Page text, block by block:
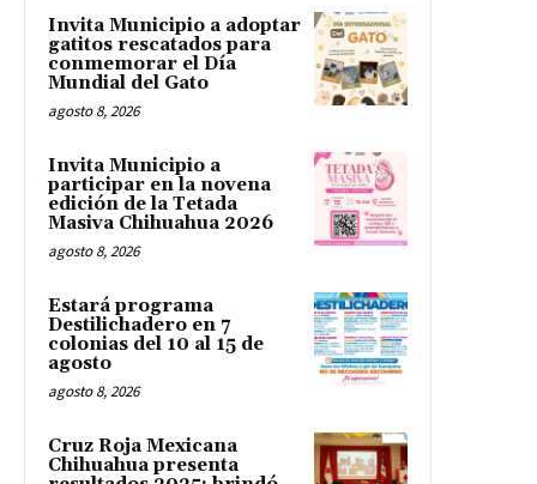
Invita Municipio a adoptar
gatitos rescatados para
conmemorar el Día
Mundial del Gato
agosto 8, 2026
Invita Municipio a
participar en la novena
edición de la Tetada
Masiva Chihuahua 2026
agosto 8, 2026
Estará programa
Destilichadero en 7
colonias del 10 al 15 de
agosto
agosto 8, 2026
Cruz Roja Mexicana
Chihuahua presenta